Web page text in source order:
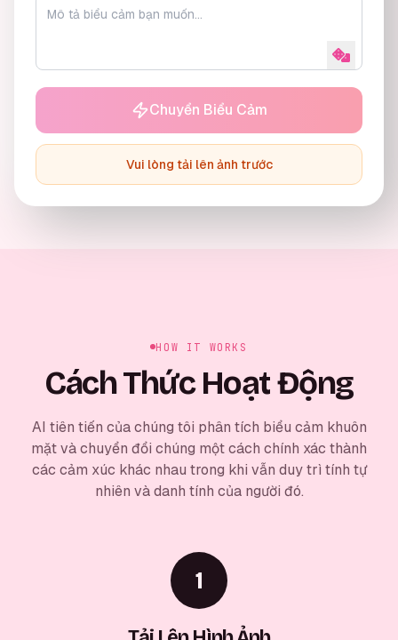
Chuyển Biểu Cảm
Vui lòng tải lên ảnh trước
HOW IT WORKS
Cách Thức Hoạt Động
AI tiên tiến của chúng tôi phân tích biểu cảm khuôn
mặt và chuyển đổi chúng một cách chính xác thành
các cảm xúc khác nhau trong khi vẫn duy trì tính tự
nhiên và danh tính của người đó.
1